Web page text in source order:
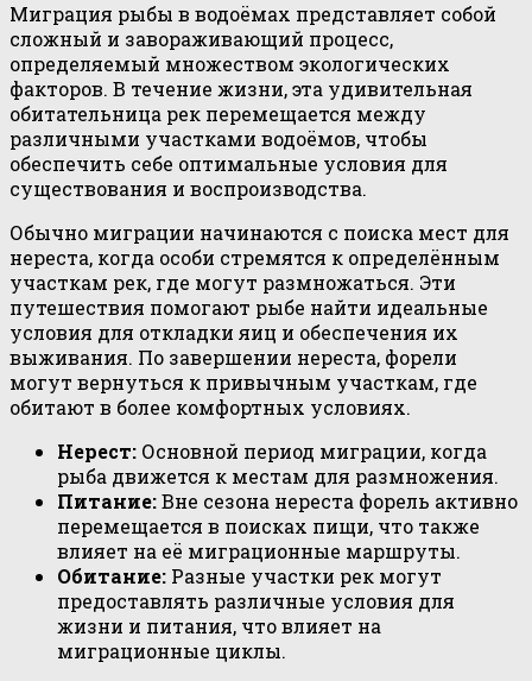
Миграция рыбы в водоёмах представляет собой
сложный и завораживающий процесс,
определяемый множеством экологических
факторов. В течение жизни, эта удивительная
обитательница рек перемещается между
различными участками водоёмов, чтобы
обеспечить себе оптимальные условия для
существования и воспроизводства.
Обычно миграции начинаются с поиска мест для
нереста, когда особи стремятся к определённым
участкам рек, где могут размножаться. Эти
путешествия помогают рыбе найти идеальные
условия для откладки яиц и обеспечения их
выживания. По завершении нереста, форели
могут вернуться к привычным участкам, где
обитают в более комфортных условиях.
Нерест: Основной период миграции, когда
рыба движется к местам для размножения.
Питание:Вне сезона нереста форель активно
перемещается в поисках пищи, что также
влияет на её миграционные маршруты.
Обитание: Разные участки рек могут
предоставлять различные условия для
жизни и питания, что влияет на
миграционные циклы.